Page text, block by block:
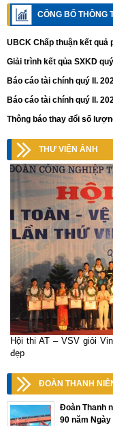
CÔNG BỐ THÔNG
UBCK Chấp thuận kết quả
Giải trình kết qủa SXKD
Báo cáo tài chính quý II.
Báo cáo tài chính quý II.
Thông báo thay đổi số
THƯ VIỆN ẢNH
Hội thi AT – VSV giỏi
đẹp
ĐOÀN THANH
Đoàn Thanh
90 năm Ngày